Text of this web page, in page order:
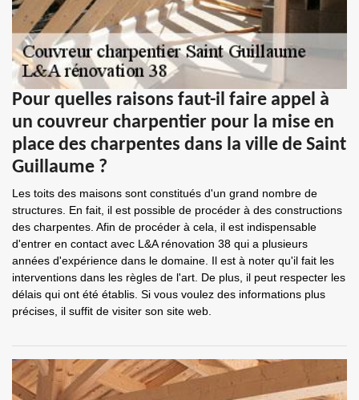
Pour quelles raisons faut-il faire appel à
un couvreur charpentier pour la mise en
place des charpentes dans la ville de Saint
Guillaume ?
Les toits des maisons sont constitués d'un grand nombre de
structures. En fait, il est possible de procéder à des constructions
des charpentes. Afin de procéder à cela, il est indispensable
d'entrer en contact avec L&A rénovation 38 qui a plusieurs
années d'expérience dans le domaine. Il est à noter qu'il fait les
interventions dans les règles de l'art. De plus, il peut respecter les
délais qui ont été établis. Si vous voulez des informations plus
précises, il suffit de visiter son site web.